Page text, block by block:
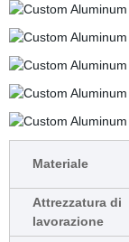
Materiale
Attrezzatura di
lavorazione